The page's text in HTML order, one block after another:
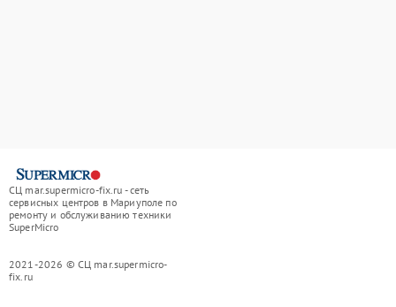
СЦ mar.supermicro-fix.ru - сеть
сервисных центров в Мариуполе по
ремонту и обслуживанию техники
SuperMicro
2021-2026 © СЦ mar.supermicro-
fix.ru